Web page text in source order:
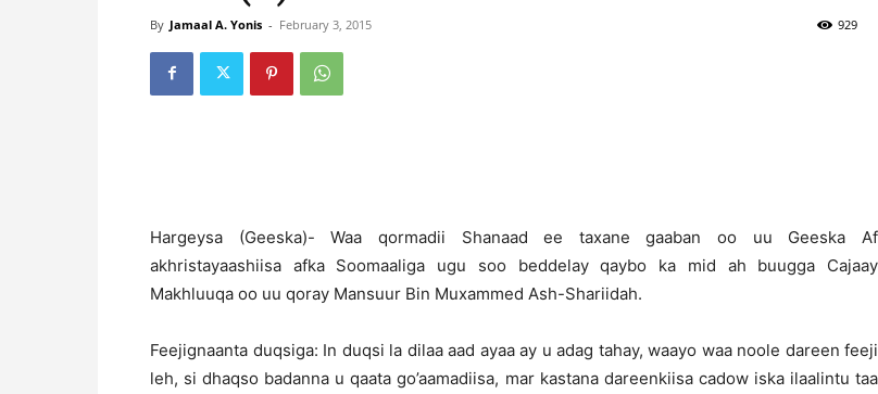
By Jamaal A. Yonis - February 3, 2015 929
Hargeysa (Geeska)- Waa qormadii Shanaad ee taxane gaaban oo uu Geeska
akhristayaashiisa afka Soomaaliga ugu soo beddelay qaybo ka mid ah buugga
Makhluuqa oo uu qoray Mansuur Bin Muxammed Ash-Shariidah.
Feejignaanta duqsiga: In duqsi la dilaa aad ayaa ay u adag tahay, waayo waa noole dareen
leh, si dhaqso badanna u qaata go’aamadiisa, mar kastana dareenkiisa cadow iska ilaalintu